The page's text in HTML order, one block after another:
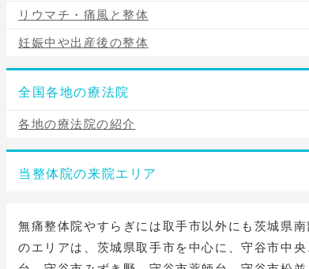
リウマチ・痛風と整体
妊娠中や出産後の整体
全国各地の療法院
各地の療法院の紹介
当整体院の来院エリア
無痛整体院やすらぎには取手市以外にも茨城県
のエリアは、茨城県取手市を中心に、守谷市中